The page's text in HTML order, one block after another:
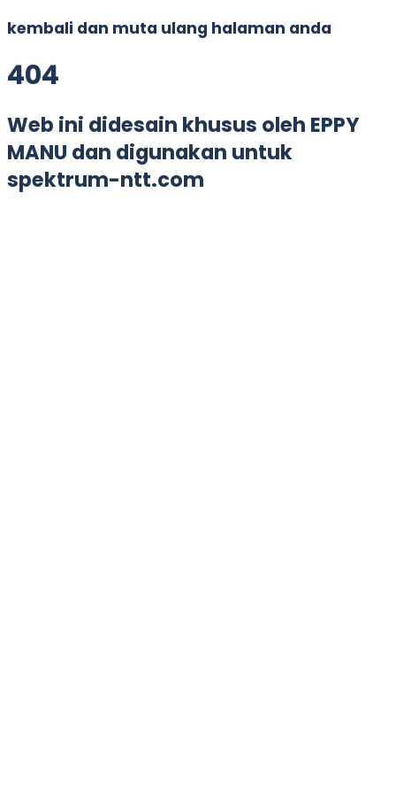
kembali dan muta ulang halaman anda
404
Web ini didesain khusus oleh EPPY
MANU dan digunakan untuk
spektrum-ntt.com